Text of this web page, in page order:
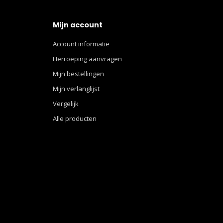
Mijn account
Account informatie
Herroeping aanvragen
Mijn bestellingen
Mijn verlanglijst
Vergelijk
Alle producten